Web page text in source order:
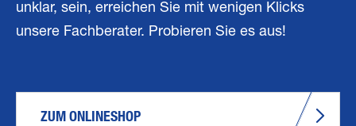
unklar, sein, erreichen Sie mit wenigen Klicks
unsere Fachberater. Probieren Sie es aus!
ZUM ONLINESHOP